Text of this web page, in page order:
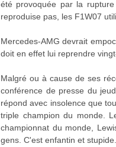
été provoquée par la
reproduise pas, les F1W07
Mercedes-AMG devrait
doit en effet lui reprendre
Malgré ou à cause de ses
conférence de presse du
répond avec insolence que
triple champion du monde.
championnat du monde,
gens. C'est enfantin et